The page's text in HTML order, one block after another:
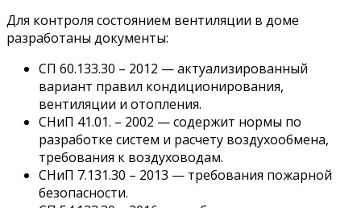
Для контроля состоянием вентиляции в доме
разработаны документы:
СП 60.133.30 – 2012 — актуализированный
вариант правил кондиционирования,
вентиляции и отопления.
СНиП 41.01. – 2002 — содержит нормы по
разработке систем и расчету воздухообмена,
требования к воздуховодам.
СНиП 7.131.30 – 2013 — требования пожарной
безопасности.